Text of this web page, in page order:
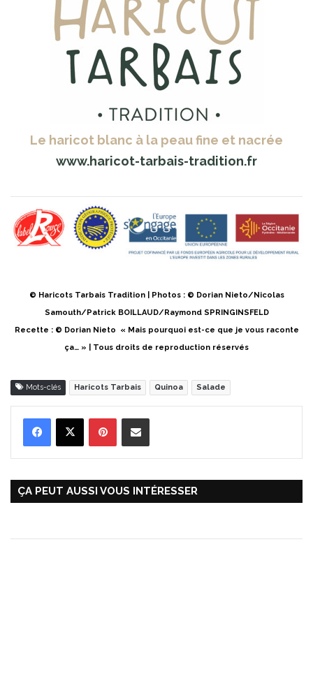
Le haricot blanc à la peau fine et nacrée
www.haricot-tarbais-tradition.fr
© Haricots Tarbais Tradition | Photos : © Dorian Nieto/Nicolas
Samouth/Patrick BOILLAUD/Raymond SPRINGINSFELD
Recette : © Dorian Nieto « Mais pourquoi est-ce que je vous raconte
ça… » | Tous droits de reproduction réservés
Mots-clés Haricots Tarbais Quinoa Salade
ÇA PEUT AUSSI VOUS INTÉRESSER